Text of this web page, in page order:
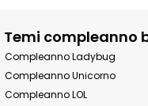
Temi compleanno
Compleanno Ladybug
Compleanno Unicorno
Compleanno LOL